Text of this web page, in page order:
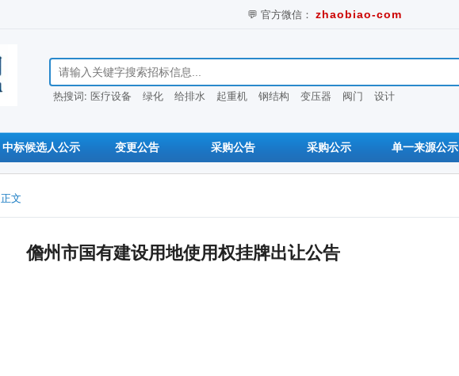
💬 官方微信： zhaobiao-com
搜索招标信息
热搜词: 医疗设备 绿化 给排水 起重机 钢结构 变压器 阀门 设计
中标候选人公示 变更公告 采购公告 采购公示 单一来源公示
正文
儋州市国有建设用地使用权挂牌出让公告